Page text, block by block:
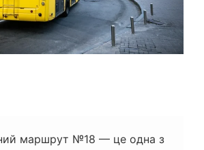
маршрут №18 — це одна з